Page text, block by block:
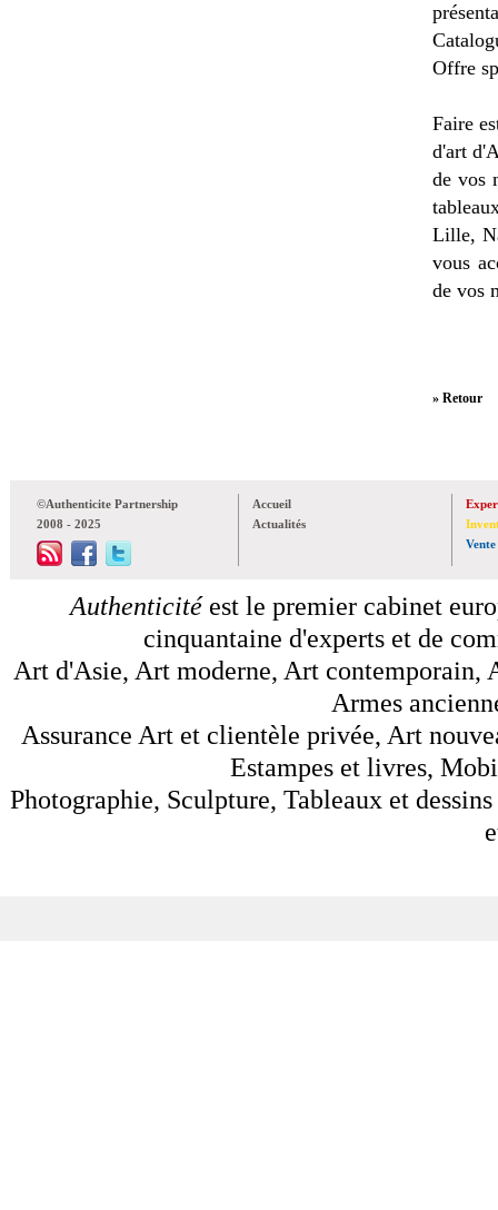
Offre
Faire
d'art
de vos
Lille,
vous
de vos
» Retour
©Authenticite Partnership
2008 - 2025
Accueil
Actualités
Vente
Authenticitéest le premier cabinet
cinquantaine d'experts et de
Art d'Asie, Art moderne, Art contemporain,
Armes
Assurance Art et clientèle privée, Art
Estampes et livres,
Photographie, Sculpture, Tableaux et